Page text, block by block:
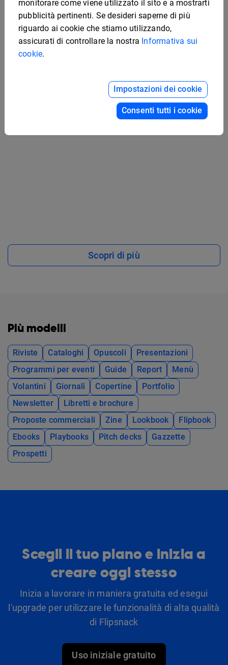
Modello digitale per
portfolio
Modello interattivo per
la gestione del
portafoglio
Scopri di più
Più modelli
Riviste Cataloghi Opuscoli
Presentazioni
Programmi per eventi
Guide Report
Menù
Volantini
Giornali Copertine
Portfolio
Newsletter
Libretti e brochure
Proposte commerciali
Zine Lookbook
Flipbook
Ebooks
Playbooks Pitch decks
Gazzette
Prospetti
Scegli il tuo piano e inizia a
creare oggi stesso
Inizia a lavorare in maniera gratuita ed esegui
l'upgrade per utilizzare le funzionalità di alta qualità
di Flipsnack
Uso iniziale gratuito
monitorare come viene utilizzato il sito e a mostrarti
pubblicità pertinenti. Se desideri saperne di più
riguardo ai cookie che stiamo utilizzando,
assicurati di controllare la nostra Informativa sui
cookie.
Impostazioni dei cookie
Consenti tutti i cookie